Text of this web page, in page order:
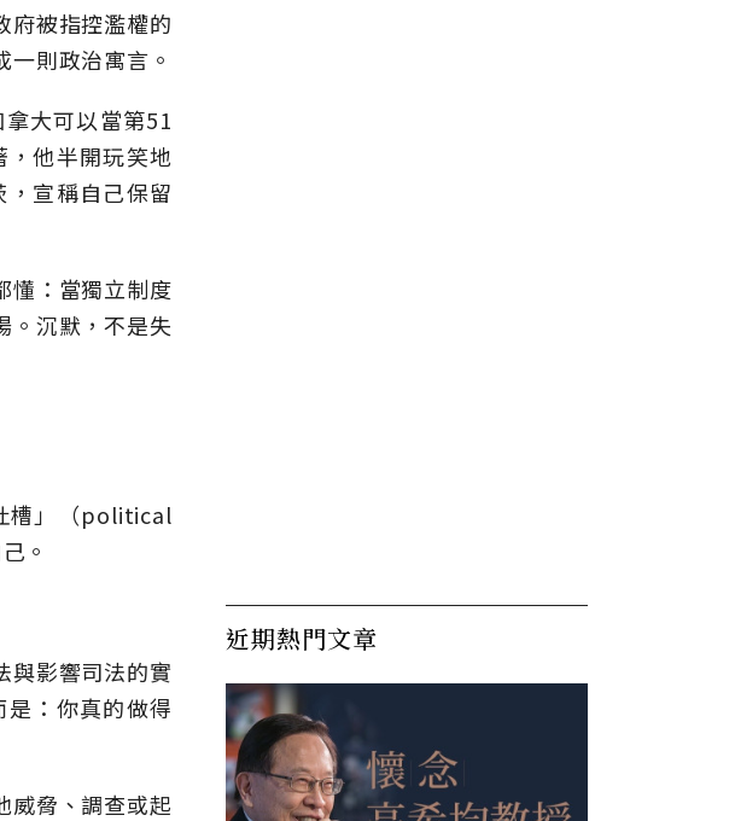
府被指控濫權的
則政治寓言。
大可以當第51
他半開玩笑地
宣稱自己保留
懂：當獨立制度
。沉默，不是失
槽」（political
。
與影響司法的實
：你真的做得
威脅、調查或起
近期熱門文章